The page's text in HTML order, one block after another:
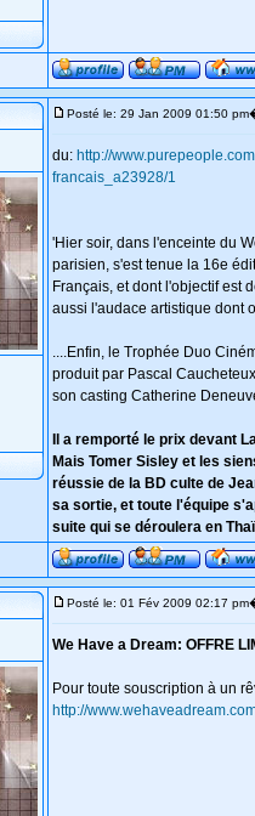
Posté le: 29 Jan 2009 01:50 pm
du: http://
francais_a23928/1
'Hier soir, dans l'enceinte du
parisien, s'est tenue la 16e
Français, et dont l'objectif est
aussi l'audace artistique dont
....Enfin, le Trophée Duo
produit par Pascal
son casting Catherine
Il a remporté le prix devant
Mais Tomer Sisley et les
réussie de la BD culte de
sa sortie, et toute l'équipe
suite qui se déroulera en
Posté le: 01 Fév 2009 02:17 pm
We Have a Dream: OFFRE
Pour toute souscription à un
http://